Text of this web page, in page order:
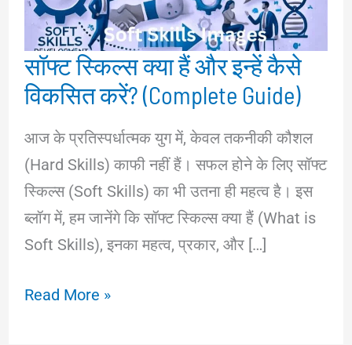
सॉफ्ट स्किल्स क्या हैं और इन्हें कैसे
विकसित करें? (Complete Guide)
आज के प्रतिस्पर्धात्मक युग में, केवल तकनीकी कौशल
(Hard Skills) काफी नहीं हैं। सफल होने के लिए सॉफ्ट
स्किल्स (Soft Skills) का भी उतना ही महत्व है। इस
ब्लॉग में, हम जानेंगे कि सॉफ्ट स्किल्स क्या हैं (What is
Soft Skills), इनका महत्व, प्रकार, और […]
सॉफ्ट
Read More »